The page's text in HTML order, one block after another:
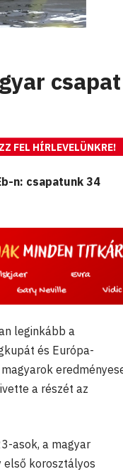
csapat
FEL HÍRLEVELÜNKRE!
n: csapatunk 34
leginkább a
és Európa-
a részét az
asok, a magyar
első korosztályos